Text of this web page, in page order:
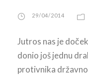
29/04/2014
Jutros nas je
donio još jednu
protivnika